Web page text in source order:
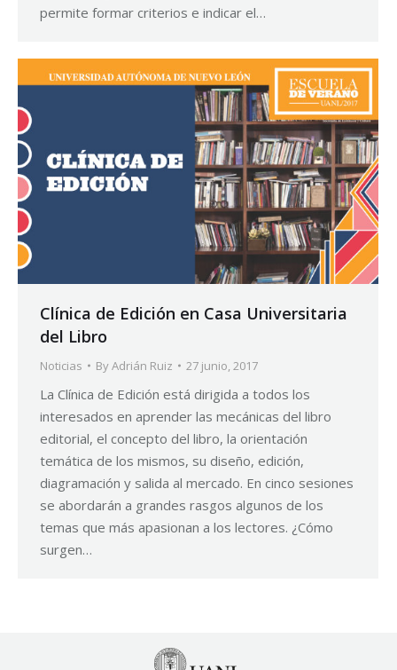
permite formar criterios e indicar el…
Clínica de Edición en Casa Universitaria
del Libro
Noticias ByAdrián Ruiz 27 junio, 2017
La Clínica de Edición está dirigida a todos los
interesados en aprender las mecánicas del libro
editorial, el concepto del libro, la orientación
temática de los mismos, su diseño, edición,
diagramación y salida al mercado. En cinco sesiones
se abordarán a grandes rasgos algunos de los
temas que más apasionan a los lectores. ¿Cómo
surgen…